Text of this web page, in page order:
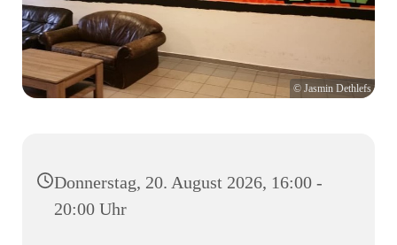
© Jasmin Dethlefs
Donnerstag, 20. August 2026, 16:00 -
20:00 Uhr